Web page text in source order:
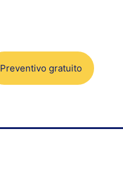
Preventivo gratuito